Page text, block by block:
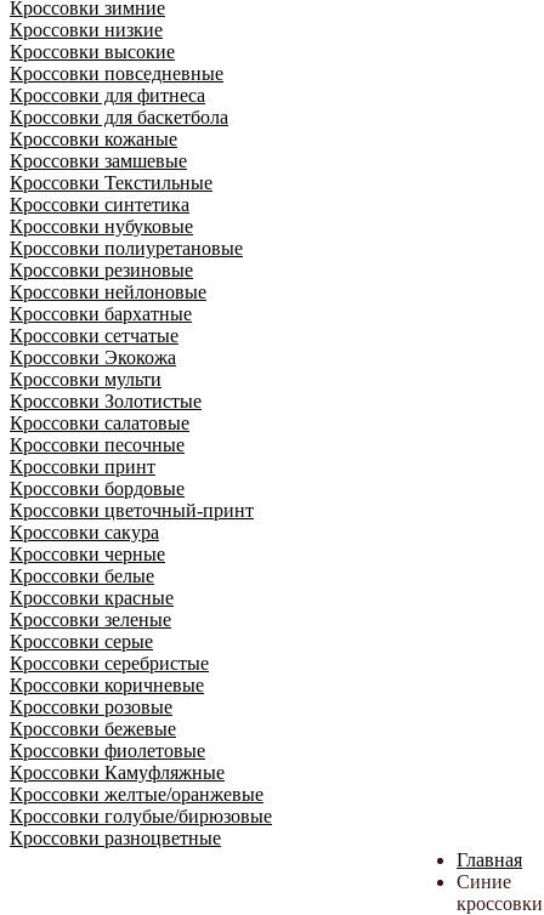
Кроссовки зимние
Кроссовки низкие
Кроссовки высокие
Кроссовки повседневные
Кроссовки для фитнеса
Кроссовки для баскетбола
Кроссовки кожаные
Кроссовки замшевые
Кроссовки Текстильные
Кроссовки синтетика
Кроссовки нубуковые
Кроссовки полиуретановые
Кроссовки резиновые
Кроссовки нейлоновые
Кроссовки бархатные
Кроссовки сетчатые
Кроссовки Экокожа
Кроссовки мульти
Кроссовки Золотистые
Кроссовки салатовые
Кроссовки песочные
Кроссовки принт
Кроссовки бордовые
Кроссовки цветочный-принт
Кроссовки сакура
Кроссовки черные
Кроссовки белые
Кроссовки красные
Кроссовки зеленые
Кроссовки серые
Кроссовки серебристые
Кроссовки коричневые
Кроссовки розовые
Кроссовки бежевые
Кроссовки фиолетовые
Кроссовки Камуфляжные
Кроссовки желтые/оранжевые
Кроссовки голубые/бирюзовые
Кроссовки разноцветные
Главная
Синие
кроссовки